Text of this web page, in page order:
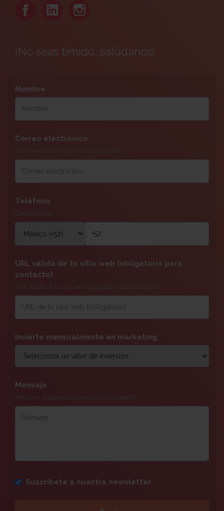
¡No seas tímido, salúdanos!
Nombre
Correo electrónico
Teléfono
Country Code
URL válida de tu sitio web (obligatorio para
contacto)
URL válida de tu sitio web (obligatorio para contacto)
Invierte mensualmente en marketing
Mensaje
Por favor, explícanos que motivo tu contacto
Suscríbete a nuestra newsletter